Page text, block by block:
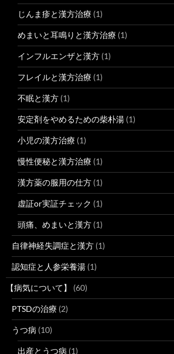
じんま疹と漢方治療 (1)
めまいと耳鳴りと漢方治療 (1)
インフルエンザと漢方 (1)
フレイルと漢方治療 (1)
不眠と漢方 (1)
安定剤をやめるための柴朴湯 (1)
小児の漢方治療 (1)
慢性便秘と漢方治療 (1)
漢方薬の服用の仕方 (1)
虚証or実証チェック (1)
頭痛、めまいと漢方 (1)
自律神経失調症と漢方 (1)
認知症と人参栄養湯 (1)
【病気について】 (60)
PTSDの治療 (2)
うつ病 (10)
出産とうつ病 (1)